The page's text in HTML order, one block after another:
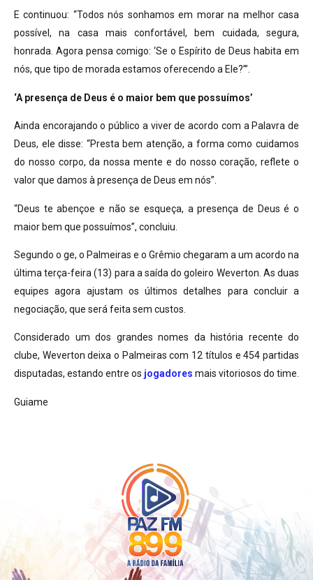
E continuou: “Todos nós sonhamos em morar na melhor casa
possível, na casa mais confortável, bem cuidada, segura,
honrada. Agora pensa comigo: ‘Se o Espírito de Deus habita em
nós, que tipo de morada estamos oferecendo a Ele?’”.
‘A presença de Deus é o maior bem que possuímos’
Ainda encorajando o público a viver de acordo com a Palavra de
Deus, ele disse: “Presta bem atenção, a forma como cuidamos
do nosso corpo, da nossa mente e do nosso coração, reflete o
valor que damos à presença de Deus em nós”.
“Deus te abençoe e não se esqueça, a presença de Deus é o
maior bem que possuímos”, concluiu.
Segundo o ge, o Palmeiras e o Grêmio chegaram a um acordo na
última terça-feira (13) para a saída do goleiro Weverton. As duas
equipes agora ajustam os últimos detalhes para concluir a
negociação, que será feita sem custos.
Considerado um dos grandes nomes da história recente do
clube, Weverton deixa o Palmeiras com 12 títulos e 454 partidas
disputadas, estando entre os jogadores mais vitoriosos do time.
Guiame